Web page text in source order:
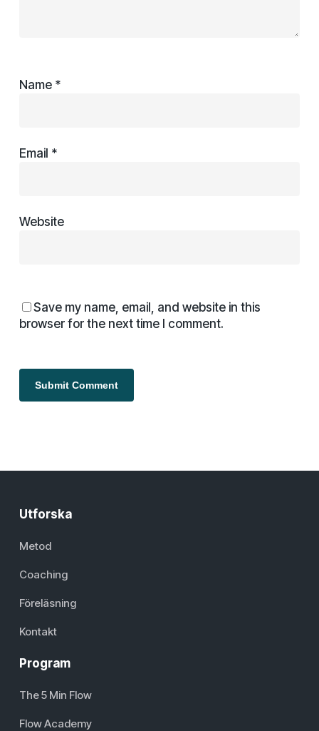
Name *
Email *
Website
Save my name, email, and website in this
browser for the next time I comment.
Utforska
Metod
Coaching
Föreläsning
Kontakt
Program
The 5 Min Flow
Flow Academy